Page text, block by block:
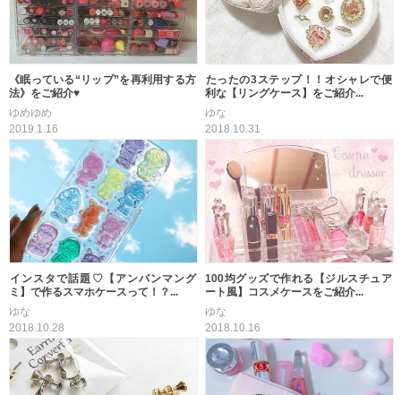
《眠っている“リップ”を再利用する方
法》をご紹介♥
ゆめゆめ
2019.1.16
たったの3ステップ！！オシャレで便
利な【リングケース】をご紹介...
ゆな
2018.10.31
インスタで話題♡【アンパンマング
ミ】で作るスマホケースって！？...
ゆな
2018.10.28
100均グッズで作れる【ジルスチュア
ート風】コスメケースをご紹介...
ゆな
2018.10.16